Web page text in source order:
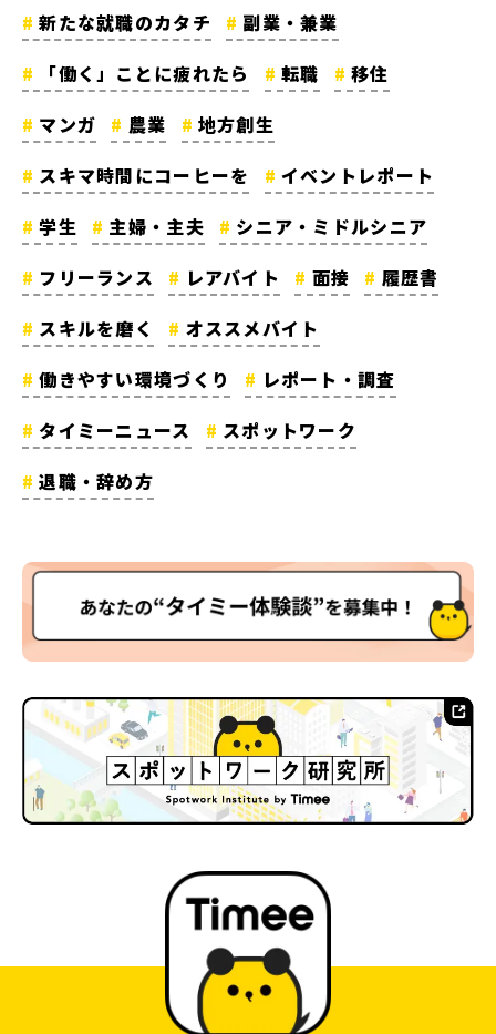
新たな就職のカタチ
副業・兼業
「働く」ことに疲れたら
転職
移住
マンガ
農業
地方創生
スキマ時間にコーヒーを
イベントレポート
学生
主婦・主夫
シニア・ミドルシニア
フリーランス
レアバイト 面接
履歴書
スキルを磨く
オススメバイト
働きやすい環境づくり
レポート・調査
タイミーニュース
スポットワーク
退職・辞め方